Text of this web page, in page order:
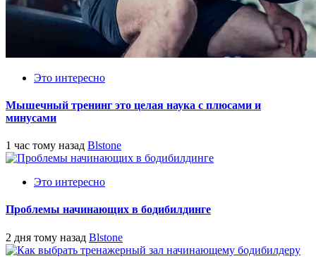
Это интересно
Мышечный тренинг это целая наука с плюсами и
минусами
1 час тому назад Blstone
Это интересно
Проблемы начинающих в бодибилдинге
2 дня тому назад Blstone